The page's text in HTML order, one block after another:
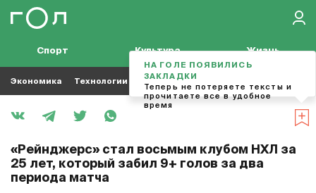
Спорт Культура Жизнь
Экономика Технологии Кино Футбол
«Рейнджерс» стал восьмым клубом НХЛ за
25 лет, который забил 9+ голов за два
периода матча
НА ГОЛЕ ПОЯВИЛИСЬ
ЗАКЛАДКИ
Теперь не потеряете тексты и
прочитаете все в удобное
время